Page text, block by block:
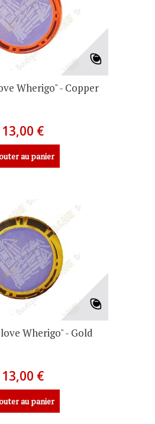
Wherigo" - Copper
13,00 €
au panier
Wherigo" - Gold
13,00 €
au panier